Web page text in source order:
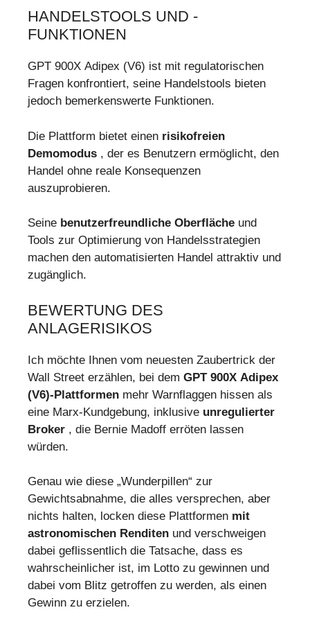
HANDELSTOOLS UND -
FUNKTIONEN
GPT 900X Adipex (V6) ist mit regulatorischen
Fragen konfrontiert, seine Handelstools bieten
jedoch bemerkenswerte Funktionen.
Die Plattform bietet einen risikofreien
Demomodus , der es Benutzern ermöglicht, den
Handel ohne reale Konsequenzen
auszuprobieren.
Seine benutzerfreundliche Oberfläche und
Tools zur Optimierung von Handelsstrategien
machen den automatisierten Handel attraktiv und
zugänglich.
BEWERTUNG DES
ANLAGERISIKOS
Ich möchte Ihnen vom neuesten Zaubertrick der
Wall Street erzählen, bei dem GPT 900X Adipex
(V6)-Plattformen mehr Warnflaggen hissen als
eine Marx-Kundgebung, inklusive unregulierter
Broker , die Bernie Madoff erröten lassen
würden.
Genau wie diese „Wunderpillen“ zur
Gewichtsabnahme, die alles versprechen, aber
nichts halten, locken diese Plattformen mit
astronomischen Renditen und verschweigen
dabei geflissentlich die Tatsache, dass es
wahrscheinlicher ist, im Lotto zu gewinnen und
dabei vom Blitz getroffen zu werden, als einen
Gewinn zu erzielen.